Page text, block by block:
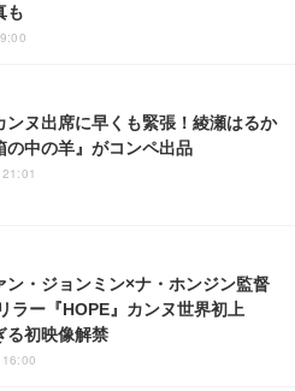
も
ンヌ出席に早くも緊張！綾瀬はるか
の中の羊』がコンペ出品
ン・ジョンミン×ナ・ホンジン監督
ラー『HOPE』カンヌ世界初上
初映像解禁